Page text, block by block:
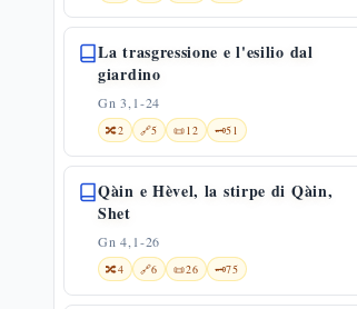
La trasgressione e l'esilio dal
giardino
Gn 3,1-24
🔀2 🔗5 📜12 🗝️51
Qàin e Hèvel, la stirpe di Qàin,
Shet
Gn 4,1-26
🔀4 🔗6 📜26 🗝️75